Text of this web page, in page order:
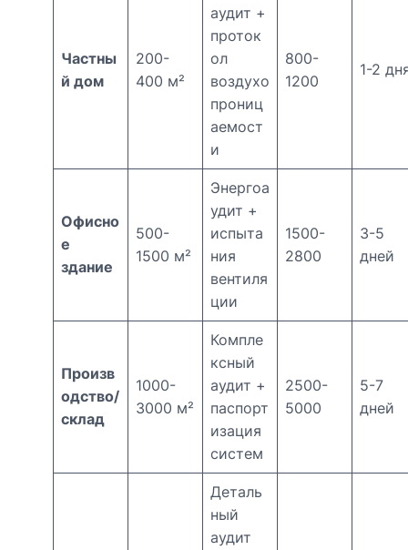
Частны
й дом
200-
400 м²
аудит +
проток
ол
воздухо
прониц
аемост
и
800-
1200
1-2
Офисно
е
здание
500-
1500 м²
Энергоа
удит +
испыта
ния
вентиля
ции
1500-
2800
3-5
дней
Произв
одство/
склад
1000-
3000 м²
Компле
ксный
аудит +
паспорт
изация
систем
2500-
5000
5-7
дней
Деталь
ный
аудит